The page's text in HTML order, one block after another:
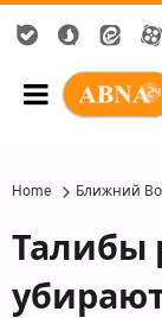
Home Ближний
Талибы